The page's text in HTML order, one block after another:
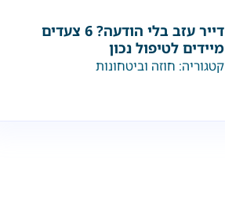
דייר עזב בלי הודעה? 6 צעדים
מיידים לטיפול נכון
קטגוריה: חוזה וביטחונות